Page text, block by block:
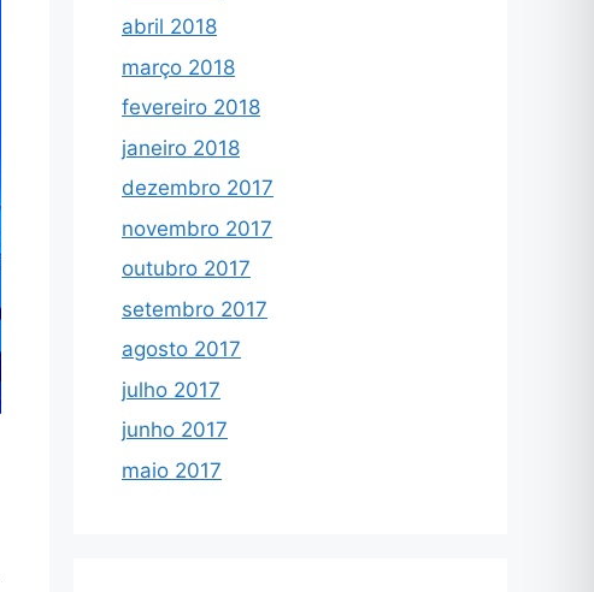
abril 2018
março 2018
fevereiro 2018
janeiro 2018
dezembro 2017
novembro 2017
outubro 2017
setembro 2017
agosto 2017
julho 2017
junho 2017
maio 2017